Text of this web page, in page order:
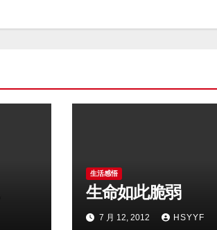
生活感悟
生命如此脆弱
7 月 12, 2012 HSYYF